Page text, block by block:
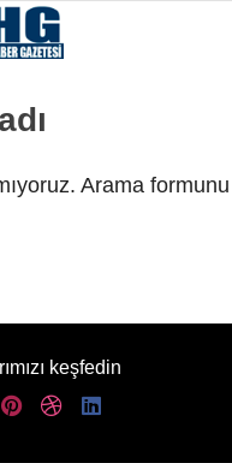
Arama formunu
keşfedin